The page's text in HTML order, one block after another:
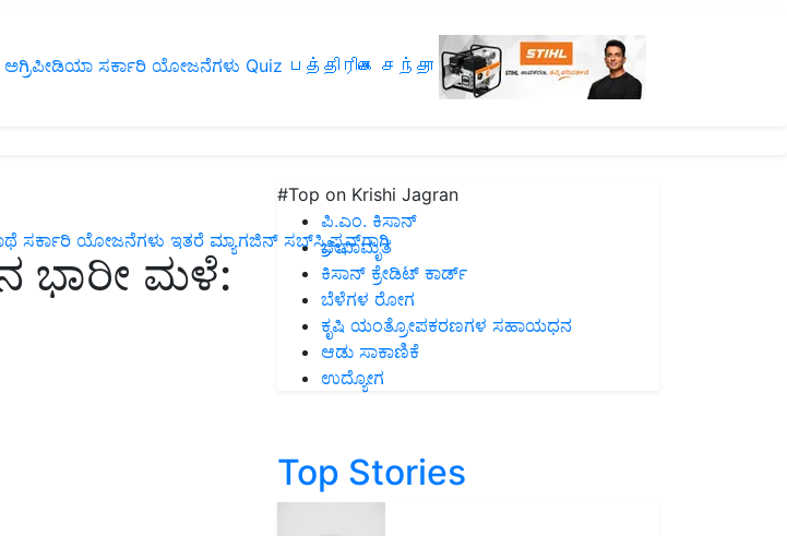
ಅಗ್ರಿಪೀಡಿಯಾ ಸರ್ಕಾರಿ ಯೋಜನೆಗಳು Quiz பத்திரிகை சந்தா
ಸರ್ಕಾರಿ ಯೋಜನೆಗಳು ಇತರೆ ಮ್ಯಾಗಜಿನ್‌ ಸಬ್‌ಸ್ಕ್ರಿಪ್ಷನ್‌ಗಾಗಿ
ಭಾರೀ ಮಳೆ:
#Top on Krishi Jagran
ಪಿ.ಎಂ. ಕಿಸಾನ್
ಜೀವಾಮೃತ
ಕಿಸಾನ್ ಕ್ರೇಡಿಟ್ ಕಾರ್ಡ್
ಬೆಳೆಗಳ ರೋಗ
ಕೃಷಿ ಯಂತ್ರೋಪಕರಣಗಳ ಸಹಾಯಧನ
ಆಡು ಸಾಕಾಣಿಕೆ
ಉದ್ಯೋಗ
Top Stories